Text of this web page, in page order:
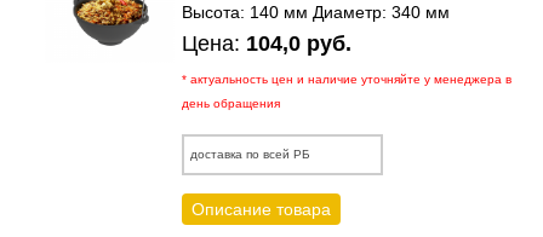
Высота: 140 мм Диаметр: 340 мм
Цена: 104,0 руб.
* актуальность цен и наличие уточняйте у менеджера в
день обращения
доставка по всей РБ
Описание товара